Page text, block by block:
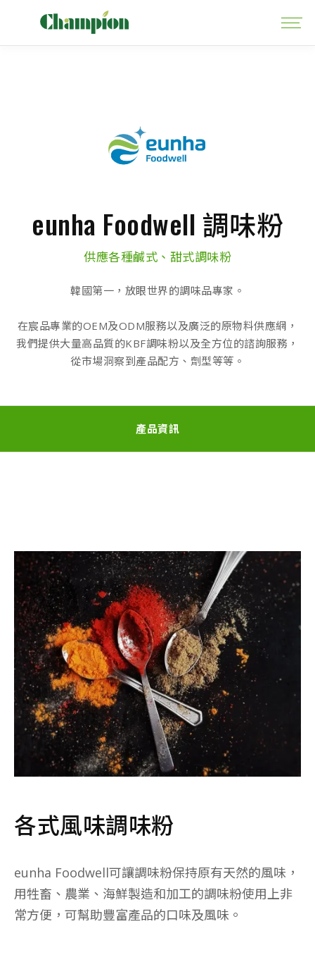
eunha Foodwell 調味粉
供應各種鹹式、甜式調味粉
韓國第一，放眼世界的調味品專家。
在宸品專業的OEM及ODM服務以及廣泛的原物料供應網，
我們提供大量高品質的KBF調味粉以及全方位的諮詢服務，
從市場洞察到產品配方、劑型等等。
產品資訊
各式風味調味粉
eunha Foodwell可讓調味粉保持原有天然的風味，
用牲畜、農業、海鮮製造和加工的調味粉使用上非
常方便，可幫助豐富產品的口味及風味。